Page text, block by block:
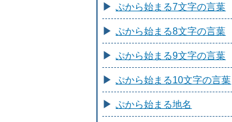
ぷから始まる7文字の言葉
ぷから始まる8文字の言葉
ぷから始まる9文字の言葉
ぷから始まる10文字の言葉
ぷから始まる地名